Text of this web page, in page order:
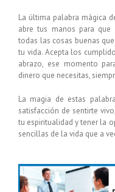
La última palabra mágica
abre tus manos para que
todas las cosas buenas
tu vida. Acepta los
abrazo, ese momento
dinero que necesitas,
La magia de estas
satisfacción de sentirte
tu espiritualidad y tener la
sencillas de la vida que a